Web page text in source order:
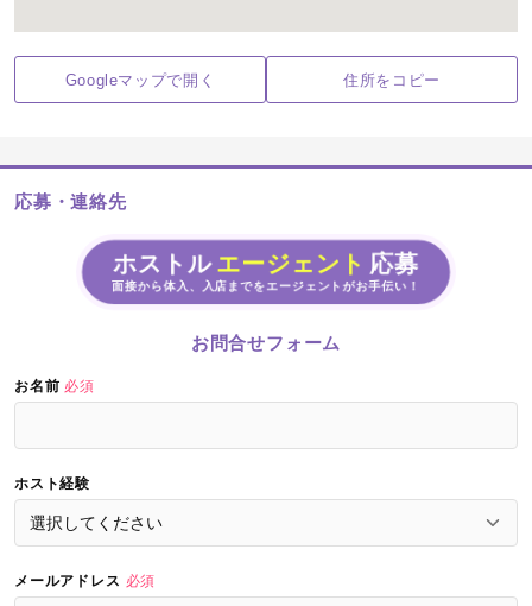
Googleマップで開く 住所をコピー
応募・連絡先
ホストル エージェント 応募
面接から体入、入店までをエージェントがお手伝い！
お問合せフォーム
お名前 必須
ホスト経験
メールアドレス 必須